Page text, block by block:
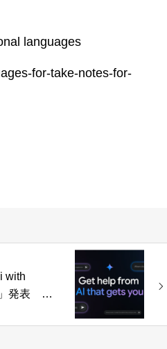
languages
for-take-notes-for-
with
発表 検